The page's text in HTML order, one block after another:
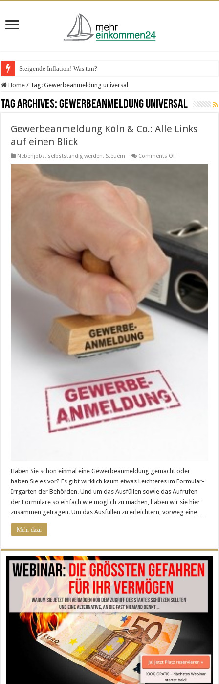
Steigende Inflation! Was tun?
Home / Tag:Gewerbeanmeldung universal
Tag Archives:Gewerbeanmeldung universal
Gewerbeanmeldung Köln & Co.: Alle Links
auf einen Blick
Nebenjobs, selbstständig werden, Steuern Comments Offon
Haben Sie schon einmal eine Gewerbeanmeldung gemacht oder
haben Sie es vor? Es gibt wirklich kaum etwas Leichteres im Formular-
Irrgarten der Behörden. Und um das Ausfüllen sowie das Aufrufen
der Formulare so einfach wie möglich zu machen, haben wir sie hier
zusammen getragen. Um das Ausfüllen zu erleichtern, vorweg eine …
Mehr dazu